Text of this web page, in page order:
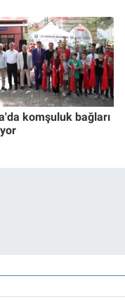
komşuluk bağları